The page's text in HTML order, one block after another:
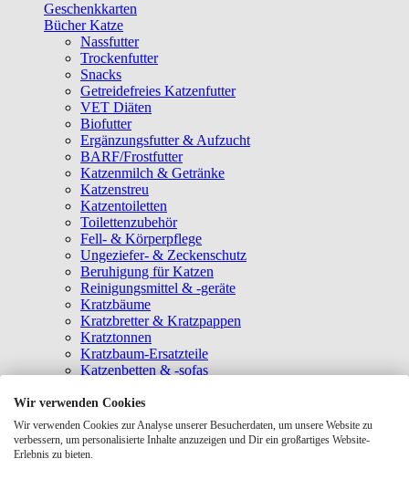
Geschenkkarten
Bücher Katze
Nassfutter
Trockenfutter
Snacks
Getreidefreies Katzenfutter
VET Diäten
Biofutter
Ergänzungsfutter & Aufzucht
BARF/Frostfutter
Katzenmilch & Getränke
Katzenstreu
Katzentoiletten
Toilettenzubehör
Fell- & Körperpflege
Ungeziefer- & Zeckenschutz
Beruhigung für Katzen
Reinigungsmittel & -geräte
Kratzbäume
Kratzbretter & Kratzpappen
Kratztonnen
Kratzbaum-Ersatzteile
Katzenbetten & -sofas
Katzenhäuser
Hängematten & Fensterliegeplätze
Katzendecken & -matten
Baldrian- & Catnipspielzeug
Wir verwenden Cookies
Wir verwenden Cookies zur Analyse unserer Besucherdaten, um unsere Website zu
verbessern, um personalisierte Inhalte anzuzeigen und Dir ein großartiges Website-
Erlebnis zu bieten.